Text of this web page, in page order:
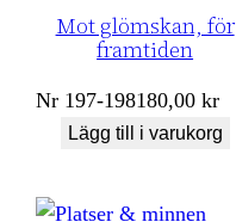
Mot glömskan, för
framtiden
Nr 197-198180,00kr
Lägg till i varukorg